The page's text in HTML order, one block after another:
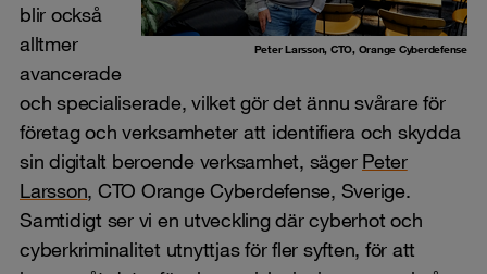
Peter Larsson, CTO, Orange Cyberdefense
blir också
alltmer
avancerade
och specialiserade, vilket gör det ännu svårare för
företag och verksamheter att identifiera och skydda
sin digitalt beroende verksamhet, säger Peter
Larsson, CTO Orange Cyberdefense, Sverige.
Samtidigt ser vi en utveckling där cyberhot och
cyberkriminalitet utnyttjas för fler syften, för att